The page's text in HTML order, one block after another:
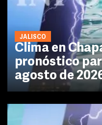
JALISCO
Clima en
pronóstico
agosto de